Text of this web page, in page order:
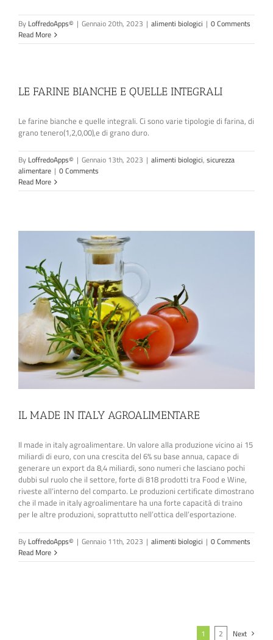
By LoffredoApps© | Gennaio 20th, 2023 | alimenti biologici | 0 Comments
Read More
LE FARINE BIANCHE E QUELLE INTEGRALI
Le farine bianche e quelle integrali. Ci sono varie tipologie di farina, di
grano tenero(1,2,0,00),e di grano duro.
By LoffredoApps© | Gennaio 13th, 2023 | alimenti biologici, sicurezza
alimentare | 0 Comments
Read More
IL MADE IN ITALY AGROALIMENTARE
Il made in italy agroalimentare. Un valore alla produzione vicino ai 15
miliardi di euro, con una crescita del 6% su base annua, capace di
generare un export da 8,4 miliardi, sono numeri che lasciano pochi
dubbi sul ruolo che il settore, forte di 818 prodotti tra Food e Wine,
riveste all’interno del comparto. Le produzioni certificate dimostrano
che il made in italy agroalimentare ha una forte capacità di traino
per le altre produzioni, soprattutto nell’ottica dell’esportazione.
By LoffredoApps© | Gennaio 11th, 2023 | alimenti biologici | 0 Comments
Read More
1 2 Next